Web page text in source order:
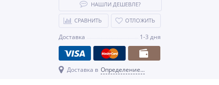
НАШЛИ ДЕШЕВЛЕ?
СРАВНИТЬ ОТЛОЖИТЬ
Доставка 1-3 дня
Доставка в Определение...